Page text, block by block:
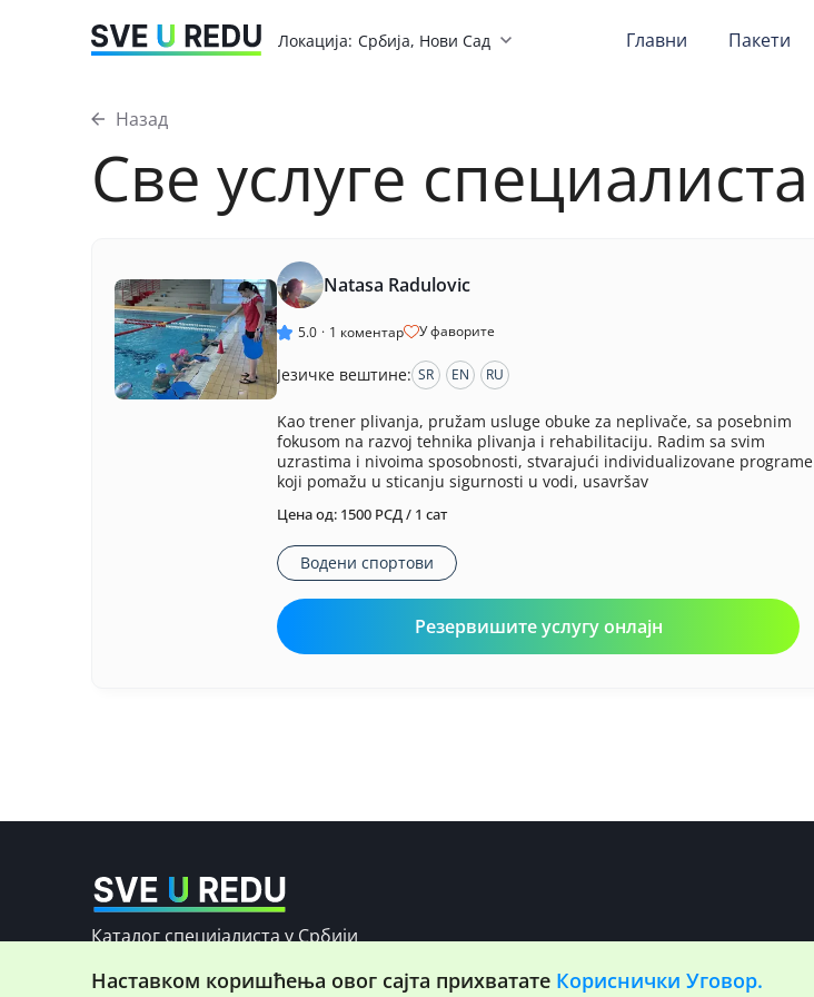
Локација: Србија, Нови Сад Главни Пакети
Назад
Све услуге специалиста
Natasa Radulovic
5.0 · 1 коментар У фаворите
Језичке вештине: SR EN RU
Kao trener plivanja, pružam usluge obuke za neplivače, sa posebnim
fokusom na razvoj tehnika plivanja i rehabilitaciju. Radim sa svim
uzrastima i nivoima sposobnosti, stvarajući individualizovane programe
koji pomažu u sticanju sigurnosti u vodi, usavršav
Цена од: 1500 РСД / 1 сат
Водени спортови
Резервишите услугу онлајн
Каталог специјалиста у Србији
Наставком коришћења овог сајта прихватате Кориснички Уговор.